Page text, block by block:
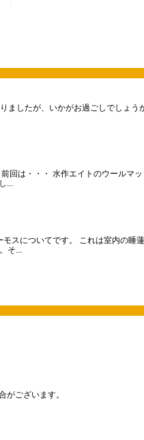
ましたが、いかがお過ごしでしょう
回は・・・ 水作エイトのウールマ
...
スについてです。 これは室内の睡
そ...
ございます。